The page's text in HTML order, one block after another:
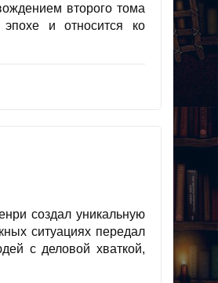
второго тома
эпохе и относится ко
создал уникальную
ситуациях передал
с деловой хваткой,